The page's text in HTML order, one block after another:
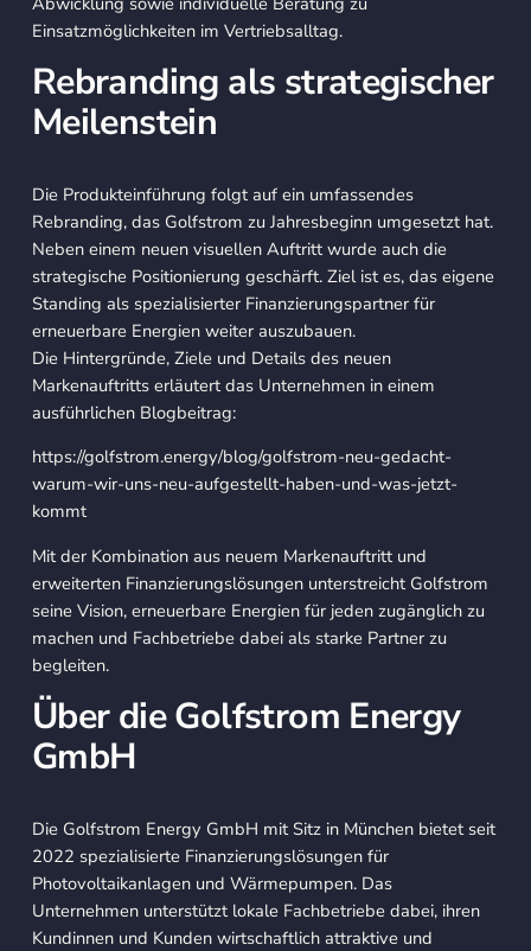
Einsatzmöglichkeiten im Vertriebsalltag.
Rebranding als strategischer
Meilenstein
Die Produkteinführung folgt auf ein umfassendes
Rebranding, das Golfstrom zu Jahresbeginn umgesetzt hat.
Neben einem neuen visuellen Auftritt wurde auch die
strategische Positionierung geschärft. Ziel ist es, das eigene
Standing als spezialisierter Finanzierungspartner für
erneuerbare Energien weiter auszubauen.
Die Hintergründe, Ziele und Details des neuen
Markenauftritts erläutert das Unternehmen in einem
ausführlichen Blogbeitrag:
https://golfstrom.energy/blog/golfstrom-neu-gedacht-
warum-wir-uns-neu-aufgestellt-haben-und-was-jetzt-
kommt
Mit der Kombination aus neuem Markenauftritt und
erweiterten Finanzierungslösungen unterstreicht Golfstrom
seine Vision, erneuerbare Energien für jeden zugänglich zu
machen und Fachbetriebe dabei als starke Partner zu
begleiten.
Über die Golfstrom Energy
GmbH
Die Golfstrom Energy GmbH mit Sitz in München bietet seit
2022 spezialisierte Finanzierungslösungen für
Photovoltaikanlagen und Wärmepumpen. Das
Unternehmen unterstützt lokale Fachbetriebe dabei, ihren
Kundinnen und Kunden wirtschaftlich attraktive und